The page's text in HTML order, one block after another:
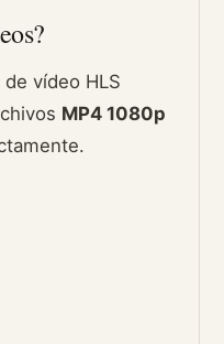
vídeo HLS
MP4 1080p